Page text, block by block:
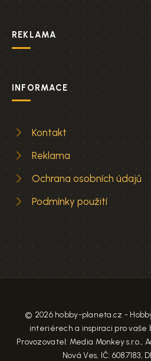
REKLAMA
INFORMACE
Kontakt
Reklama
Ochrana osobních údajů
Podmínky použití
© 2026 hobby-planeta.cz -
interiérech a inspiraci pro vaše
Provozovatel: Media Monkey s.r.o.,
Nová Ves, IČ: 6087183,